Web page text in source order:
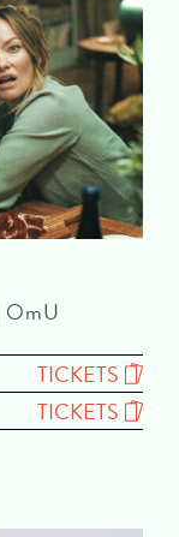
OmU
TICKETS
TICKETS